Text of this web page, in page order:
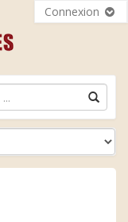
Connexion